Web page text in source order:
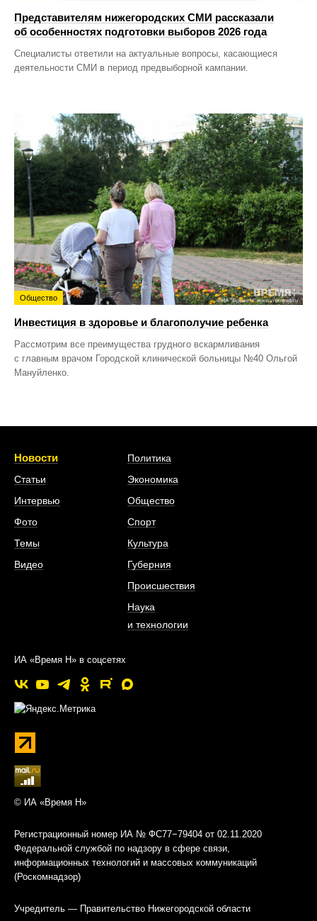
Представителям нижегородских СМИ рассказали
об особенностях подготовки выборов 2026 года
Специалисты ответили на актуальные вопросы, касающиеся
деятельности СМИ в период предвыборной кампании.
Общество
Инвестиция в здоровье и благополучие ребенка
Рассмотрим все преимущества грудного вскармливания
с главным врачом Городской клинической больницы №40 Ольгой
Мануйленко.
Новости
Статьи
Интервью
Фото
Темы
Видео
Политика
Экономика
Общество
Спорт
Культура
Губерния
Происшествия
Наука
и технологии
ИА «Время Н» в соцсетях
© ИА «Время Н»
Регистрационный номер ИА № ФС77−79404 от 02.11.2020
Федеральной службой по надзору в сфере связи,
информационных технологий и массовых коммуникаций
(Роскомнадзор)
Учредитель — Правительство Нижегородской области